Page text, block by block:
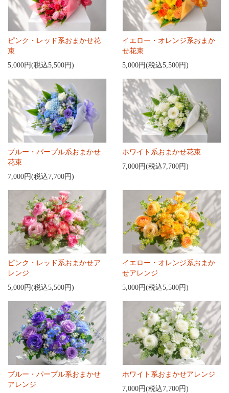
ピンク・レッド系おまかせ花
束
5,000円(税込5,500円)
イエロー・オレンジ系おまか
せ花束
5,000円(税込5,500円)
ブルー・パープル系おまかせ
花束
7,000円(税込7,700円)
ホワイト系おまかせ花束
7,000円(税込7,700円)
ピンク・レッド系おまかせア
レンジ
5,000円(税込5,500円)
イエロー・オレンジ系おまか
せアレンジ
5,000円(税込5,500円)
ブルー・パープル系おまかせ
アレンジ
ホワイト系おまかせアレンジ
7,000円(税込7,700円)